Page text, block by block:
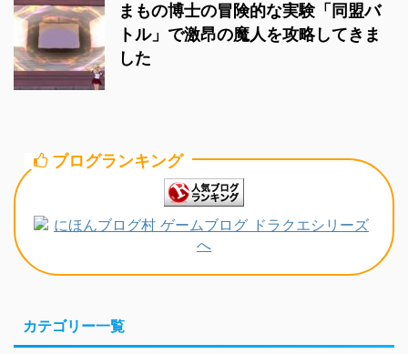
まもの博士の冒険的な実験「同盟バ
トル」で激昂の魔人を攻略してきま
した
ブログランキング
カテゴリー一覧